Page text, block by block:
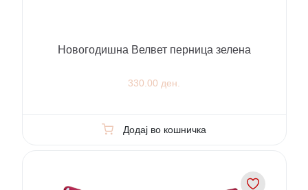
Новогодишна Велвет перница зелена
330.00 ден.
Додај во кошничка